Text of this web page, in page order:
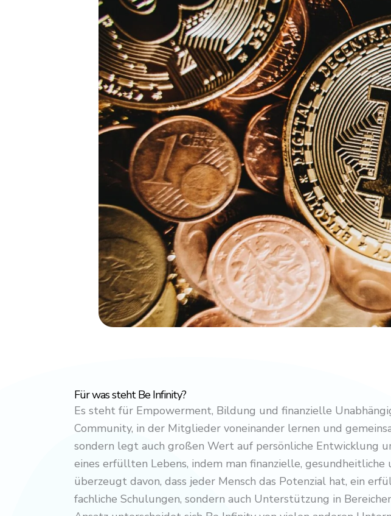
Für was steht Be Infinity?
Es steht für Empowerment, Bildung und finanzielle
Community, in der Mitglieder voneinander lernen und
sondern legt auch großen Wert auf persönliche Entwicklung
eines erfüllten Lebens, indem man finanzielle,
überzeugt davon, dass jeder Mensch das Potenzial hat, ein
fachliche Schulungen, sondern auch Unterstützung in